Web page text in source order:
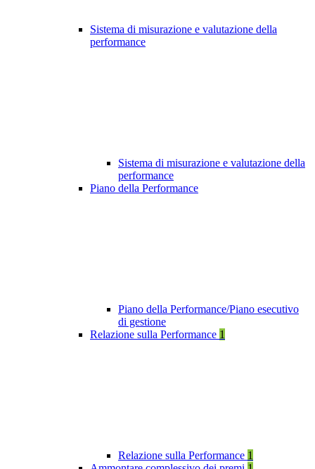
Sistema di misurazione e valutazione della
performance
Sistema di misurazione e valutazione della
performance
Piano della Performance
Piano della Performance/Piano esecutivo
di gestione
Relazione sulla Performance 1
Relazione sulla Performance 1